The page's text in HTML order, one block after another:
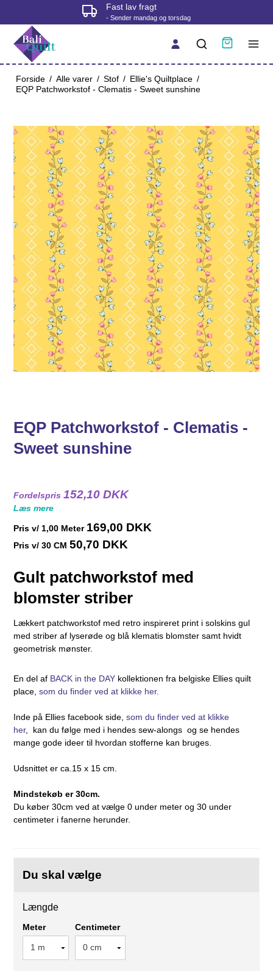
Fysisk butik i Korsør
- tjek åbningstider før du kommer
Forside / Alle varer / Stof / Ellie's Quiltplace /
EQP Patchworkstof - Clematis - Sweet sunshine
EQP Patchworkstof - Clematis -
Sweet sunshine
Fordelspris152,10 DKK
Læs mere
Pris v/ 1,00 Meter 169,00 DKK
Pris v/ 30 CM 50,70 DKK
Gult patchworkstof med
blomster striber
Lækkert patchworkstof med retro inspireret print i solskins gul
med striber af lyserøde og blå klematis blomster samt hvidt
geometrisk mønster.
En del af BACK in the DAY kollektionen fra belgiske Ellies quilt
place,som du finder ved at klikke her.
Inde på Ellies facebook side,som du finder ved at klikke
her, kan du følge med i hendes sew-alongs og se hendes
mange gode ideer til hvordan stofferne kan bruges.
Udsnittet er ca.15 x 15 cm.
Mindstekøb er 30cm.
Du køber 30cm ved at vælge 0 under meter og 30 under
centimeter i fanerne herunder.
Du skal vælge
Længde
Meter Centimeter